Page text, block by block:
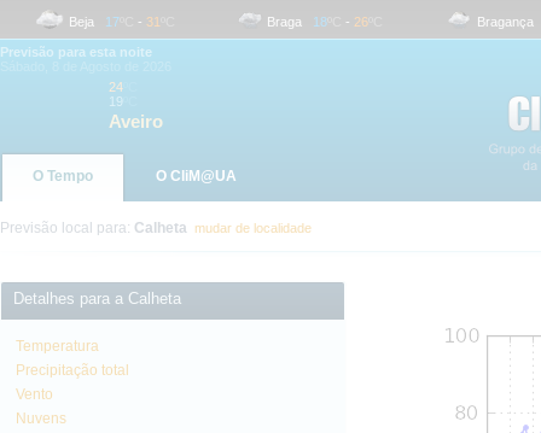
Beja 17 ºC- 31 ºC Braga 18 ºC- 26 ºC Bragança 14
Previsão para esta noite
24
19
Aveiro
O Tempo O CliM@UA
Previsão local para: Calheta mudar de localidade
Detalhes para a Calheta
Temperatura
Precipitação total
Vento
Nuvens